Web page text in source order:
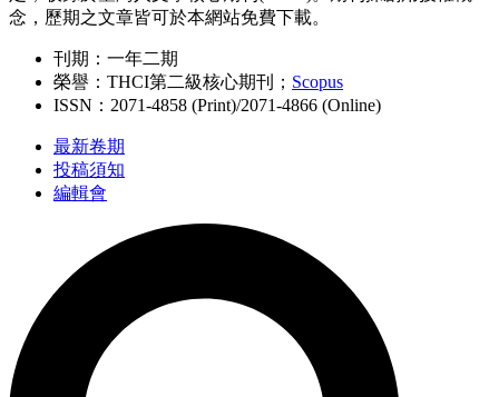
念，歷期之文章皆可於本網站免費下載。
刊期：一年二期
榮譽：THCI第二級核心期刊； Scopus
ISSN：2071-4858 (Print)/2071-4866 (Online)
最新卷期
投稿須知
編輯會